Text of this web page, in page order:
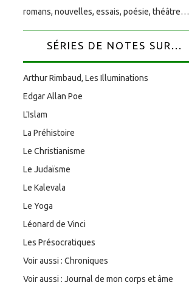
romans, nouvelles, essais, poésie, théâtre…
SÉRIES DE NOTES SUR...
Arthur Rimbaud, Les Illuminations
Edgar Allan Poe
L'Islam
La Préhistoire
Le Christianisme
Le Judaïsme
Le Kalevala
Le Yoga
Léonard de Vinci
Les Présocratiques
Voir aussi : Chroniques
Voir aussi : Journal de mon corps et âme